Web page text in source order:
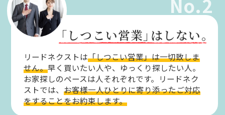
「しつこい営業」はしない。
リードネクストは「しつこい営業」は一切致しま
せん。早く買いたい人や、ゆっくり探したい人。
お家探しのペースは人それぞれです。リードネク
ストでは、お客様一人ひとりに寄り添ったご対応
をすることをお約束します。